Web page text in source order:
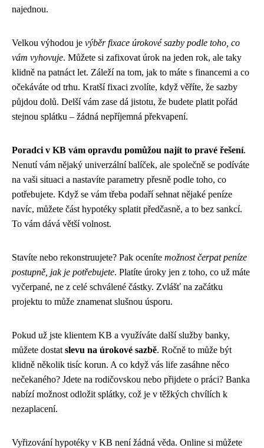
najednou.
Velkou výhodou je výběr fixace úrokové sazby podle toho, co
vám vyhovuje. Můžete si zafixovat úrok na jeden rok, ale taky
klidně na patnáct let. Záleží na tom, jak to máte s financemi a co
očekáváte od trhu. Kratší fixaci zvolíte, když věříte, že sazby
půjdou dolů. Delší vám zase dá jistotu, že budete platit pořád
stejnou splátku – žádná nepříjemná překvapení.
Poradci v KB vám opravdu pomůžou najít to pravé řešení.
Nenutí vám nějaký univerzální balíček, ale společně se podíváte
na vaši situaci a nastavíte parametry přesně podle toho, co
potřebujete. Když se vám třeba podaří sehnat nějaké peníze
navíc, můžete část hypotéky splatit předčasně, a to bez sankcí.
To vám dává větší volnost.
Stavíte nebo rekonstruujete? Pak oceníte možnost čerpat peníze
postupně, jak je potřebujete. Platíte úroky jen z toho, co už máte
vyčerpané, ne z celé schválené částky. Zvlášť na začátku
projektu to může znamenat slušnou úsporu.
Pokud už jste klientem KB a využíváte další služby banky,
můžete dostat slevu na úrokové sazbě. Ročně to může být
klidně několik tisíc korun. A co když vás life zasáhne něco
nečekaného? Jdete na rodičovskou nebo přijdete o práci? Banka
nabízí možnost odložit splátky, což je v těžkých chvílích k
nezaplacení.
Vyřizování hypotéky v KB není žádná věda. Online si můžete